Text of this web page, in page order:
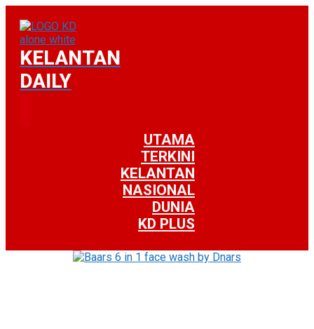
KELANTAN
DAILY
UTAMA
TERKINI
KELANTAN
NASIONAL
DUNIA
KD PLUS